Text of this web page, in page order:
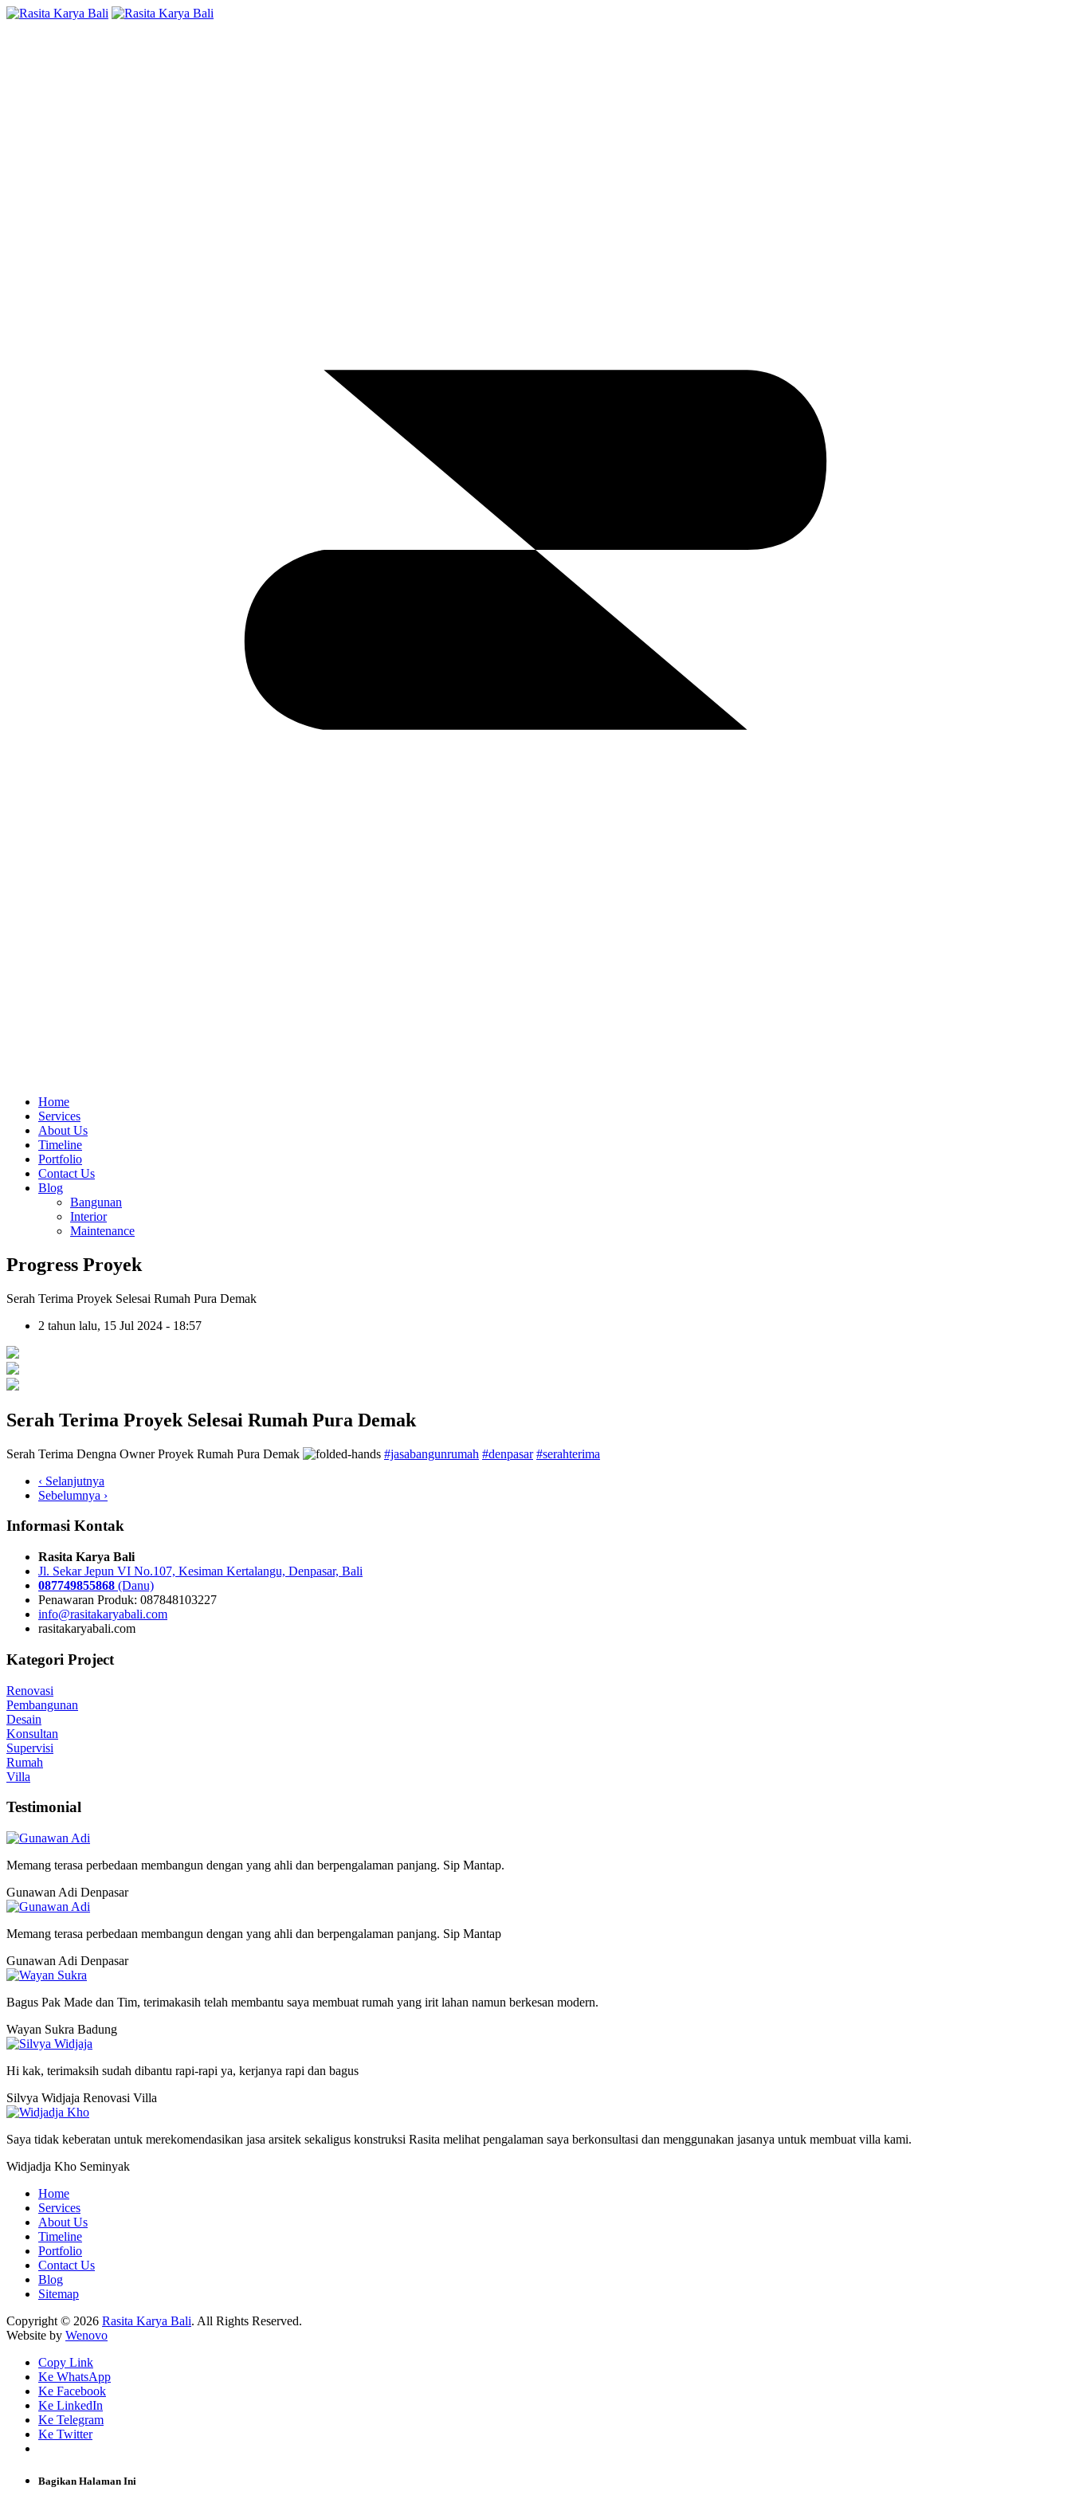
Home
Services
About Us
Timeline
Portfolio
Contact Us
Blog
Bangunan
Interior
Maintenance
Progress Proyek
Serah Terima Proyek Selesai Rumah Pura Demak
2 tahun lalu, 15 Jul 2024 - 18:57
Serah Terima Proyek Selesai Rumah Pura Demak
Serah Terima Dengna Owner Proyek Rumah Pura Demak #jasabangunrumah #denpasar #serahterima
‹ Selanjutnya
Sebelumnya ›
Informasi Kontak
Rasita Karya Bali
Jl. Sekar Jepun VI No.107, Kesiman Kertalangu, Denpasar, Bali
087749855868 (Danu)
Penawaran Produk: 087848103227
info@rasitakaryabali.com
rasitakaryabali.com
Kategori Project
Renovasi
Pembangunan
Desain
Konsultan
Supervisi
Rumah
Villa
Testimonial
Memang terasa perbedaan membangun dengan yang ahli dan berpengalaman panjang. Sip Mantap.
Gunawan Adi Denpasar
Memang terasa perbedaan membangun dengan yang ahli dan berpengalaman panjang. Sip Mantap
Gunawan Adi Denpasar
Bagus Pak Made dan Tim, terimakasih telah membantu saya membuat rumah yang irit lahan namun berkesan modern.
Wayan Sukra Badung
Hi kak, terimaksih sudah dibantu rapi-rapi ya, kerjanya rapi dan bagus
Silvya Widjaja Renovasi Villa
Saya tidak keberatan untuk merekomendasikan jasa arsitek sekaligus konstruksi Rasita melihat pengalaman saya berkonsultasi dan menggunakan jasanya untuk membuat villa kami.
Widjadja Kho Seminyak
Home
Services
About Us
Timeline
Portfolio
Contact Us
Blog
Sitemap
Copyright © 2026 Rasita Karya Bali. All Rights Reserved.
Website by Wenovo
Copy Link
Ke WhatsApp
Ke Facebook
Ke LinkedIn
Ke Telegram
Ke Twitter
Bagikan Halaman Ini